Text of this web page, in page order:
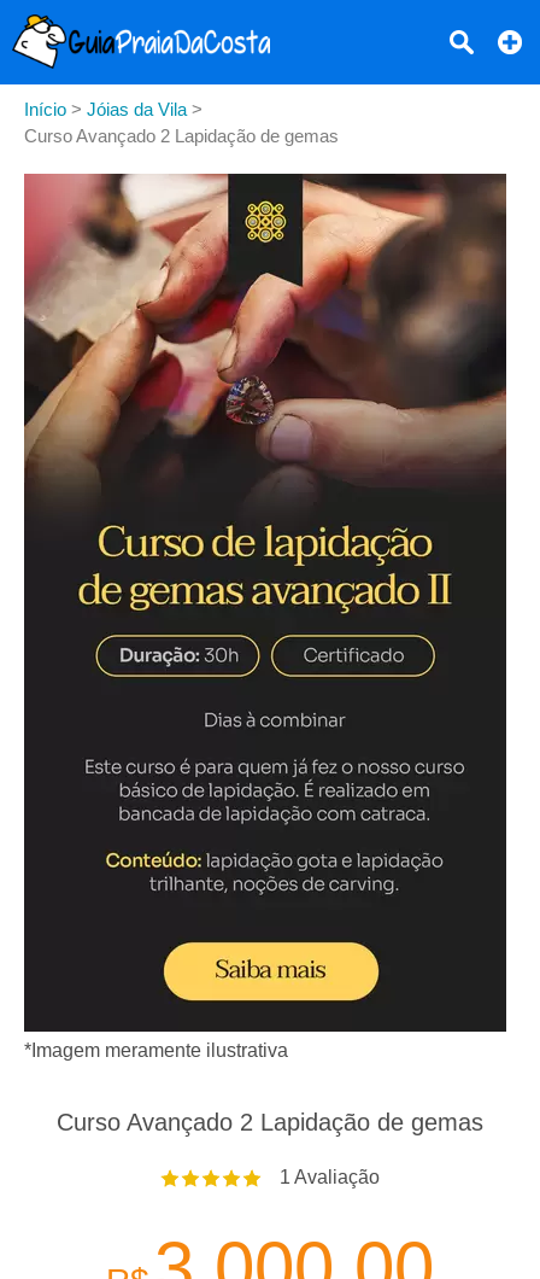
Início > Jóias da Vila >
Curso Avançado 2 Lapidação de gemas
*Imagem meramente ilustrativa
Curso Avançado 2 Lapidação de gemas
1 Avaliação